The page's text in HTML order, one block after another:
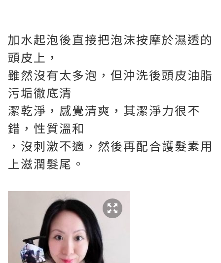
加水起泡後直接把泡沫按摩於濕透的
頭皮上，
雖然沒有太多泡，但沖洗後頭皮油脂
污垢徹底清
潔乾淨，感覺清爽，其潔淨力很不
錯，性質溫和
，沒刺激不適，然後再配合護髮素用
上滋潤髮尾。